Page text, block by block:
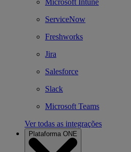
Microsoft Intune
ServiceNow
Freshworks
Jira
Salesforce
Slack
Microsoft Teams
Ver todas as integrações
Plataforma ONE